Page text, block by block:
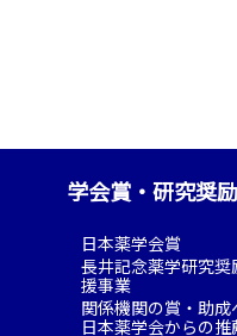
学会賞・研究奨励
日本薬学会賞
長井記念薬学研究奨
援事業
関係機関の賞・助成
日本薬学会からの推